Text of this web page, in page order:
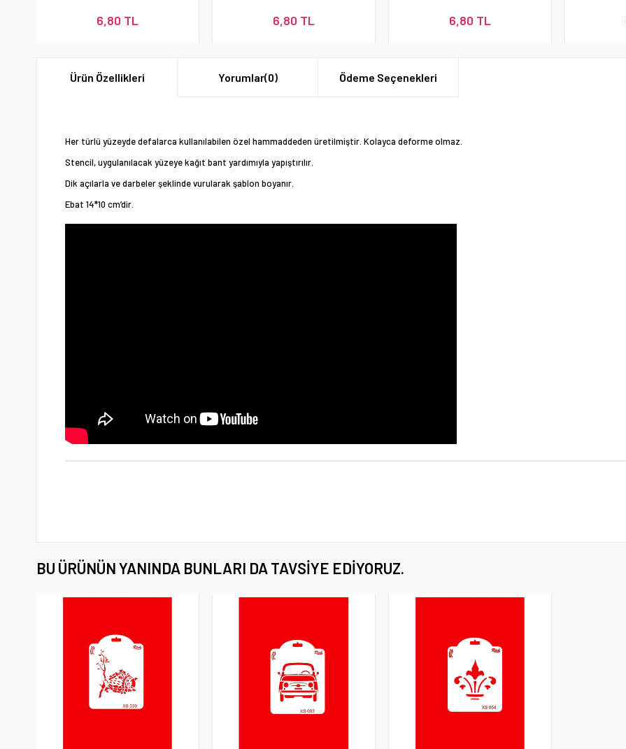
6,80 TL 6,80 TL 6,80 TL
Ürün Özellikleri Yorumlar(0) Ödeme Seçenekleri
Her türlü yüzeyde defalarca kullanılabilen özel hammaddeden üretilmiştir. Kolayca deforme olmaz.
Stencil, uygulanılacak yüzeye kağıt bant yardımıyla yapıştırılır.
Dik açılarla ve darbeler şeklinde vurularak şablon boyanır.
Ebat 14*10 cm’dir.
BU ÜRÜNÜN YANINDA BUNLARI DA TAVSIYE EDIYORUZ.